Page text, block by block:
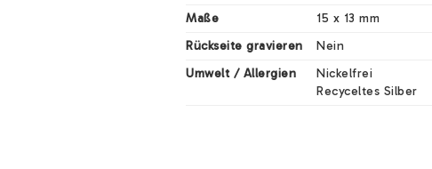
Maße
15 x 13 mm
Rückseite gravieren
Nein
Umwelt / Allergien
Nickelfrei
Recyceltes Silber